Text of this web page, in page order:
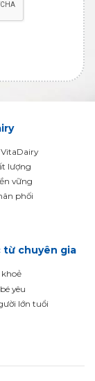
lượng
vững
phối
từ chuyên gia
yêu
lớn tuổi